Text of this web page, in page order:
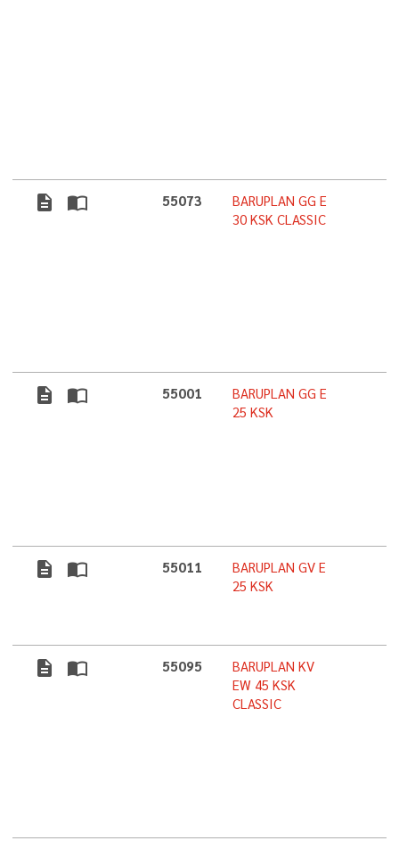
description import_contacts 55073
BARUPLAN GG E
30 KSK CLASSIC
description import_contacts 55001
BARUPLAN GG E
25 KSK
description import_contacts 55011
BARUPLAN GV E
25 KSK
description import_contacts 55095
BARUPLAN KV
EW 45 KSK
CLASSIC